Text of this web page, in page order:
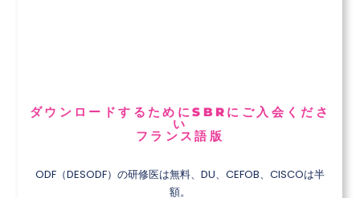
ダウンロードするためにSBRにご入会くださ
い
フランス語版
ODF（DESODF）の研修医は無料、DU、CEFOB、CISCOは半
額。